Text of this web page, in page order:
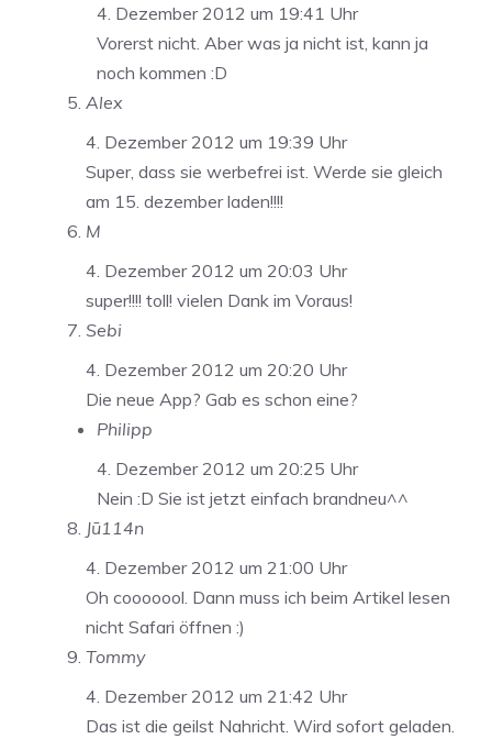
4. Dezember 2012 um 19:41 Uhr
Vorerst nicht. Aber was ja nicht ist, kann ja
noch kommen :D
Alex
4. Dezember 2012 um 19:39 Uhr
Super, dass sie werbefrei ist. Werde sie gleich
am 15. dezember laden!!!!
M
4. Dezember 2012 um 20:03 Uhr
super!!!! toll! vielen Dank im Voraus!
Sebi
4. Dezember 2012 um 20:20 Uhr
Die neue App? Gab es schon eine?
Philipp
4. Dezember 2012 um 20:25 Uhr
Nein :D Sie ist jetzt einfach brandneu^^
Jū114n
4. Dezember 2012 um 21:00 Uhr
Oh cooooool. Dann muss ich beim Artikel lesen
nicht Safari öffnen :)
Tommy
4. Dezember 2012 um 21:42 Uhr
Das ist die geilst Nahricht. Wird sofort geladen.